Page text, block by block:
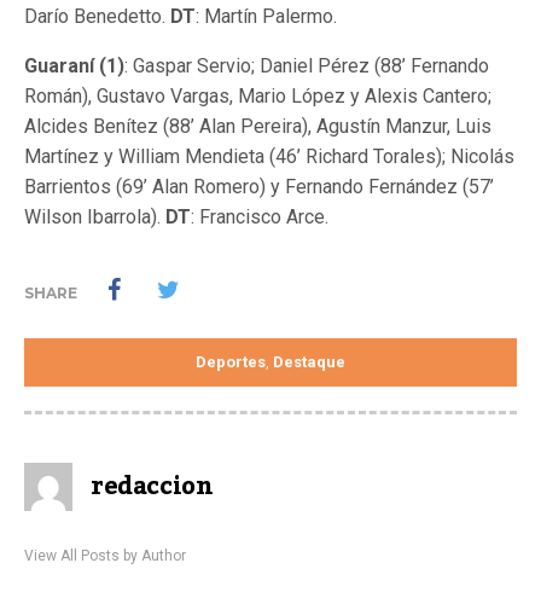
Darío Benedetto. DT: Martín Palermo.
Guaraní (1): Gaspar Servio; Daniel Pérez (88’ Fernando
Román), Gustavo Vargas, Mario López y Alexis Cantero;
Alcides Benítez (88’ Alan Pereira), Agustín Manzur, Luis
Martínez y William Mendieta (46’ Richard Torales); Nicolás
Barrientos (69’ Alan Romero) y Fernando Fernández (57’
Wilson Ibarrola). DT: Francisco Arce.
SHARE
Deportes, Destaque
redaccion
View All Posts by Author